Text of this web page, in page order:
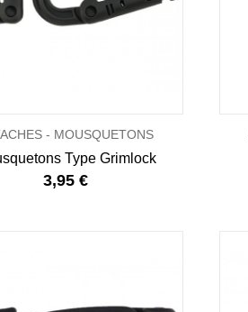
- MOUSQUETONS
Type Grimlock
3,95 €